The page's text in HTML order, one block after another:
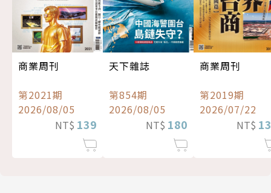
商業周刊
第2021期
2026/08/05
NT$ 139
天下雜誌
第854期
2026/08/05
NT$ 180
商業周刊
第2019期
2026/07/22
NT$